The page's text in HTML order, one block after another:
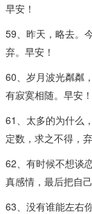
早安！
59、昨天，略去。
弃。早安！
60、岁月波光粼粼
有寂寞相随。早安！
61、太多的为什么
定数，求之不得，
62、有时候不想谈
真感情，最后把自
63、没有谁能左右